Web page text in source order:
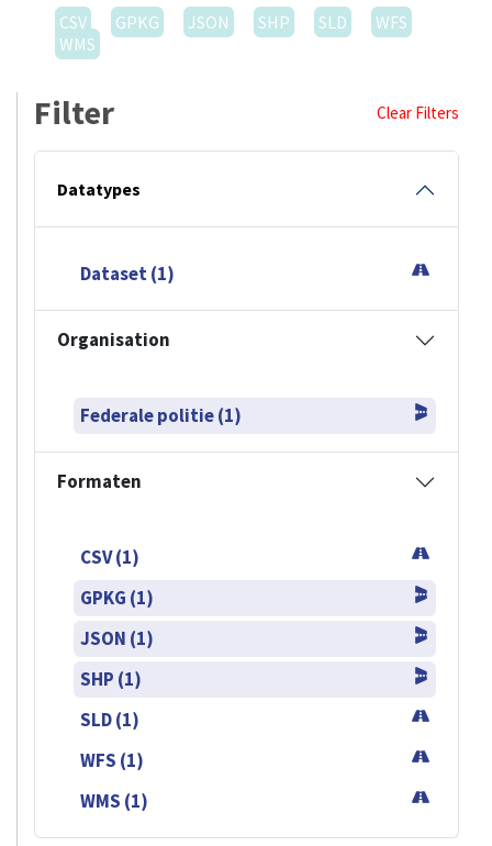
CSV
GPKG JSON SHP SLD
WFS
WMS
Filter Clear Filters
Datatypes
Dataset (1)
Organisation
Federale politie (1)
Formaten
CSV (1)
GPKG (1)
JSON (1)
SHP (1)
SLD (1)
WFS (1)
WMS (1)